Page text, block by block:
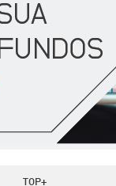
TOP+